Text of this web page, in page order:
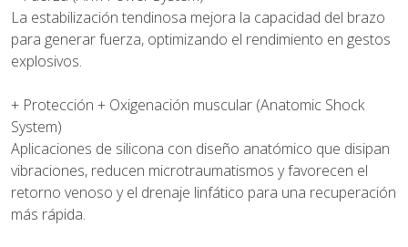
La estabilización tendinosa mejora la capacidad del brazo
para generar fuerza, optimizando el rendimiento en gestos
explosivos.
+ Protección + Oxigenación muscular (Anatomic Shock
System)
Aplicaciones de silicona con diseño anatómico que disipan
vibraciones, reducen microtraumatismos y favorecen el
retorno venoso y el drenaje linfático para una recuperación
más rápida.